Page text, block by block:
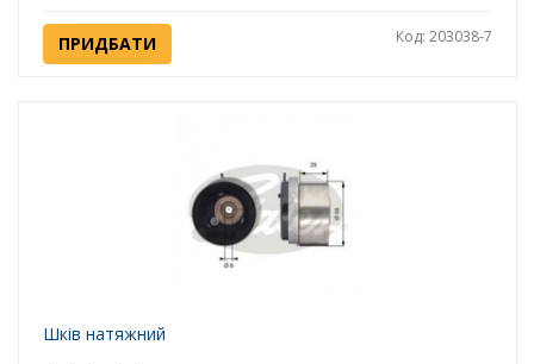
ПРИДБАТИ Код: 203038-7
Шків натяжний